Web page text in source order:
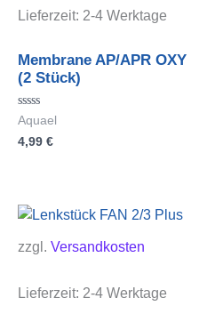
Lieferzeit: 2-4 Werktage
Membrane AP/APR OXY
(2 Stück)
Bewertet
mit
0
Aquael
4,99 €
zzgl. Versandkosten
Lieferzeit: 2-4 Werktage